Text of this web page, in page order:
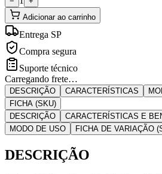
Adicionar ao carrinho
Entrega SP
Compra segura
Suporte técnico
Carregando frete…
DESCRIÇÃO CARACTERÍSTICAS
FICHA (SKU)
DESCRIÇÃO
CARACTERÍSTICAS E
MODO DE USO
FICHA DE VARIAÇÃO
DESCRIÇÃO